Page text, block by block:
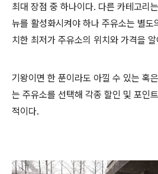
최대 장점 중 하나이다. 다른 카테고리
뉴를 활성화시켜야 하나 주유소는 별도
치한 최저가 주유소의 위치와 가격을
기왕이면 한 푼이라도 아낄 수 있는 혹
는 주유소를 선택해 각종 할인 및 포인
적이다.